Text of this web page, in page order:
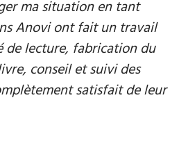
ma situation en tant
Anovi ont fait un travail
de lecture, fabrication du
conseil et suivi des
satisfait de leur